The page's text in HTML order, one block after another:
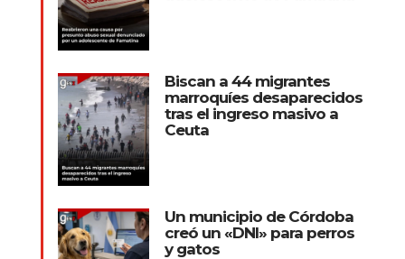
Biscan a 44 migrantes
marroquíes desaparecidos
tras el ingreso masivo a
Ceuta
Un municipio de Córdoba
creó un «DNI» para perros
y gatos